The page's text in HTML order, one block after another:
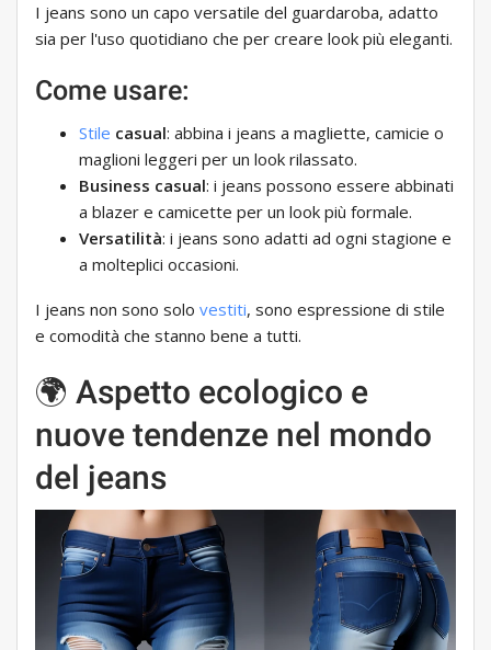
I jeans sono un capo versatile del guardaroba, adatto
sia per l'uso quotidiano che per creare look più eleganti.
Come usare:
Stile casual: abbina i jeans a magliette, camicie o
maglioni leggeri per un look rilassato.
Business casual: i jeans possono essere abbinati
a blazer e camicette per un look più formale.
Versatilità: i jeans sono adatti ad ogni stagione e
a molteplici occasioni.
I jeans non sono solo vestiti, sono espressione di stile
e comodità che stanno bene a tutti.
🌍 Aspetto ecologico e
nuove tendenze nel mondo
del jeans